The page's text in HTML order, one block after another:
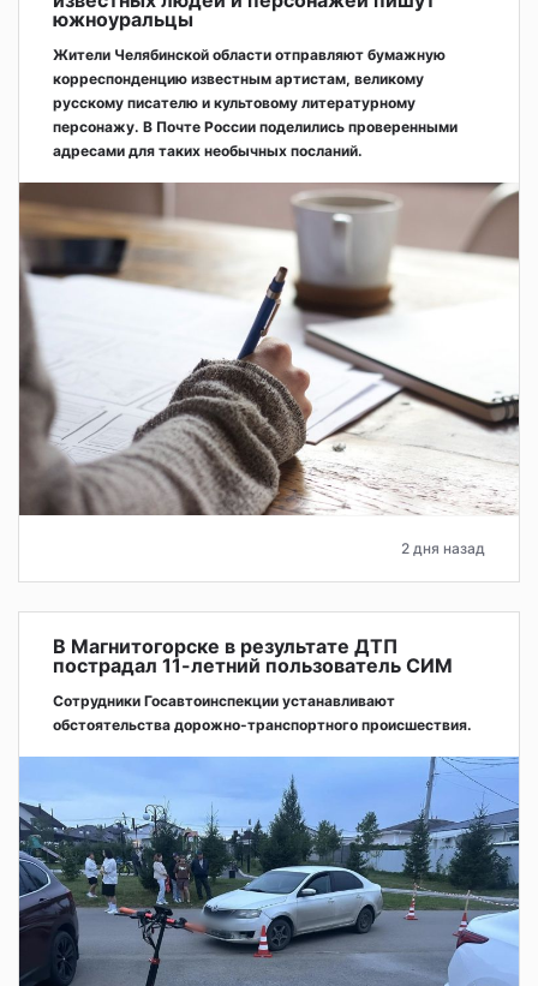
южноуральцы
Жители Челябинской области отправляют бумажную
корреспонденцию известным артистам, великому
русскому писателю и культовому литературному
персонажу. В Почте России поделились проверенными
адресами для таких необычных посланий.
2 дня назад
В Магнитогорске в результате ДТП
пострадал 11-летний пользователь СИМ
Сотрудники Госавтоинспекции устанавливают
обстоятельства дорожно-транспортного происшествия.